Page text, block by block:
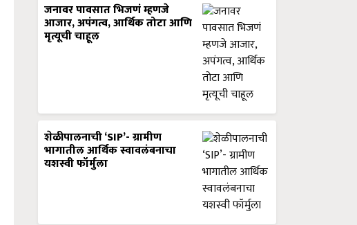
जनावर पावसात भिजणं म्हणजे
आजार, अपंगत्व, आर्थिक तोटा आणि
मृत्यूची चाहूल
शेळीपालनाची ‘SIP’- ग्रामीण
भागातील आर्थिक स्वावलंबनाचा
यशस्वी फॉर्मुला